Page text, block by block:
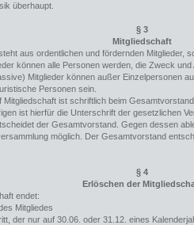
überhaupt.
§ 3
Mitgliedschaft
aus ordentlichen und fördernden Mitglieder,
können alle Personen werden, die Zweck und
Mitglieder können außer Einzelpersonen
Personen sein.
Mitgliedschaft ist schriftlich beim
ist hierfür die Unterschrift der gesetzlichen
der Gesamtvorstand. Gegen dessen
möglich. Der Gesamtvorstand
§ 4
Erlöschen der
endet:
Mitgliedes
der nur auf 30.06. oder 31.12. eines